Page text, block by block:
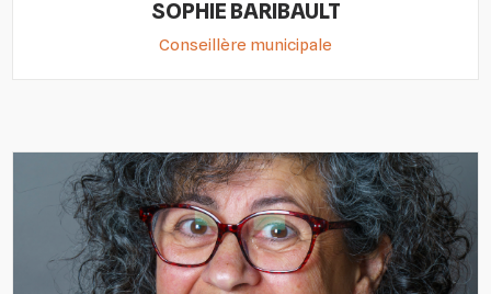
SOPHIE BARIBAULT
Conseillère municipale